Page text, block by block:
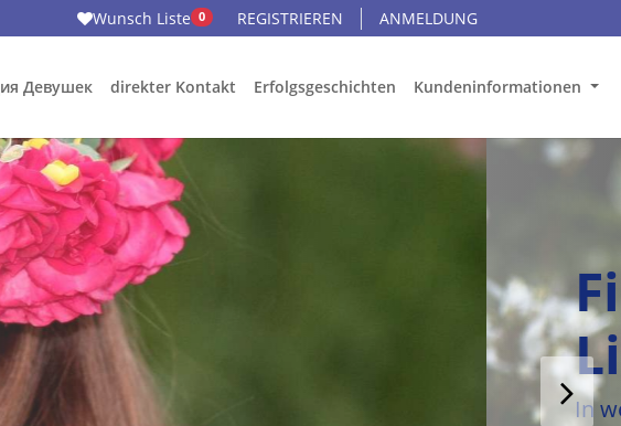
Wunsch Liste 0 REGISTRIEREN ANMELDUNG
Девушек direkter Kontakt Erfolgsgeschichten Kundeninformationen
zulernen.